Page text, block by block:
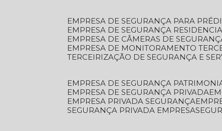
EMPRESA DE SEGURANÇA PARA
EMPRESA DE SEGURANÇA
EMPRESA DE CÂMERAS DE
EMPRESA DE MONITORAMENTO
TERCEIRIZAÇÃO DE SEGURANÇA E
EMPRESA DE SEGURANÇA
EMPRESA DE SEGURANÇA PRIVADA
EMPRESA PRIVADA SEGURANÇA
SEGURANÇA PRIVADA EMPRESA